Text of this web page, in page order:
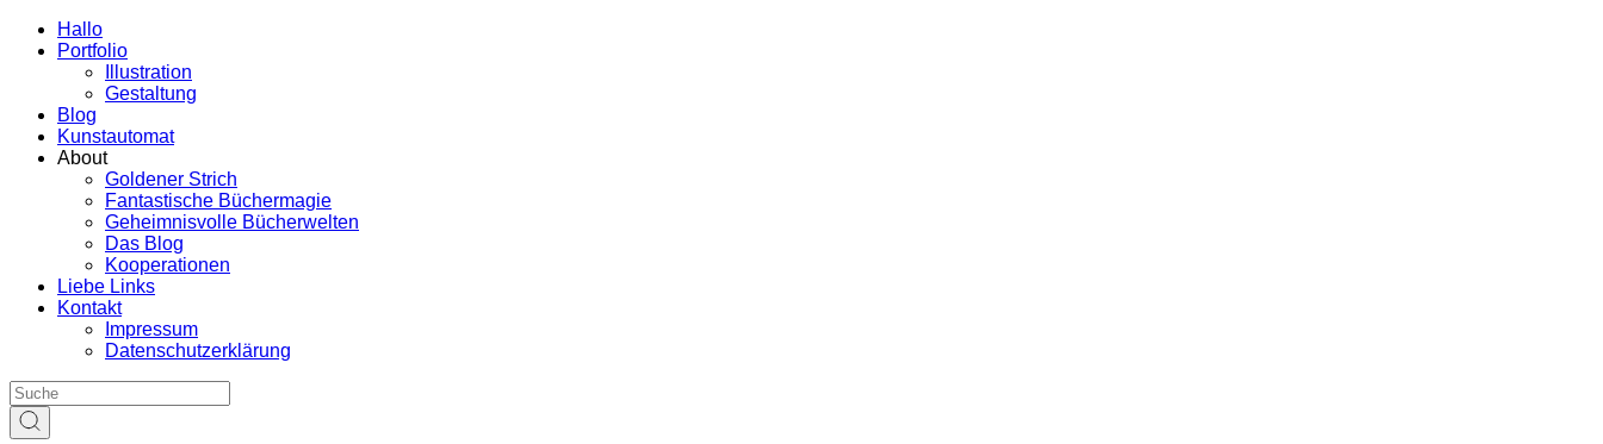
Hallo
Portfolio
Illustration
Gestaltung
Blog
Kunstautomat
About
Goldener Strich
Fantastische Büchermagie
Geheimnisvolle Bücherwelten
Das Blog
Kooperationen
Liebe Links
Kontakt
Impressum
Datenschutzerklärung